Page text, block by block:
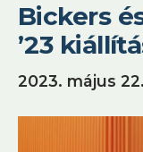
Bickers
’23
2023. május